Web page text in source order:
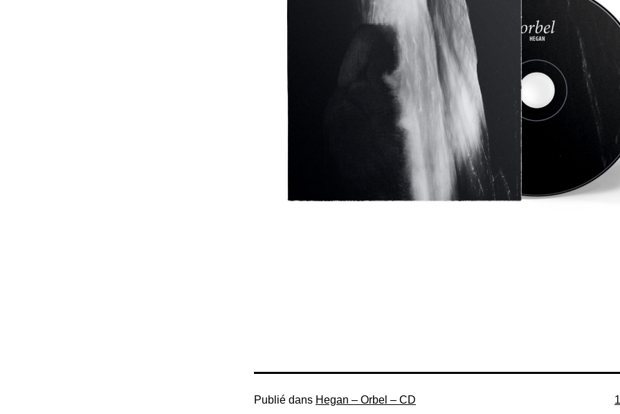
Publié dans Hegan – Orbel – CD